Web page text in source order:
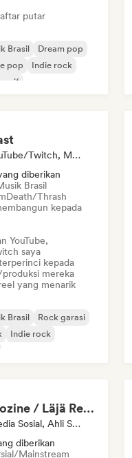
putar
Brasil
Dream pop
pop
Indie rock
Saluran YouTube/Twitch, Media/Jurnalis, Mentor, Kurator Media Sosial, Ahli Suara
diberikan
Brasil
Death/Thrash
kepada
YouTube,
saya
kepada
mereka
yang menarik
Brasil
Rock garasi
Indie rock
Fabio Mozine / Läjä Records
Kurator Media Sosial, Ahli Suara
diberikan
Mainstream